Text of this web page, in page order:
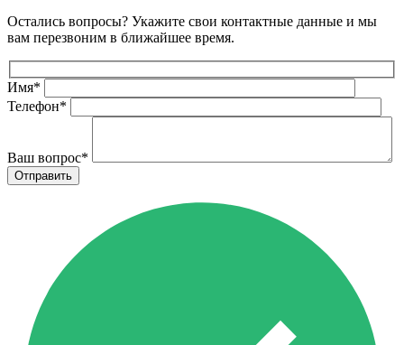
Остались вопросы? Укажите свои контактные данные и мы
вам перезвоним в ближайшее время.
Имя*
Телефон*
Ваш вопрос*